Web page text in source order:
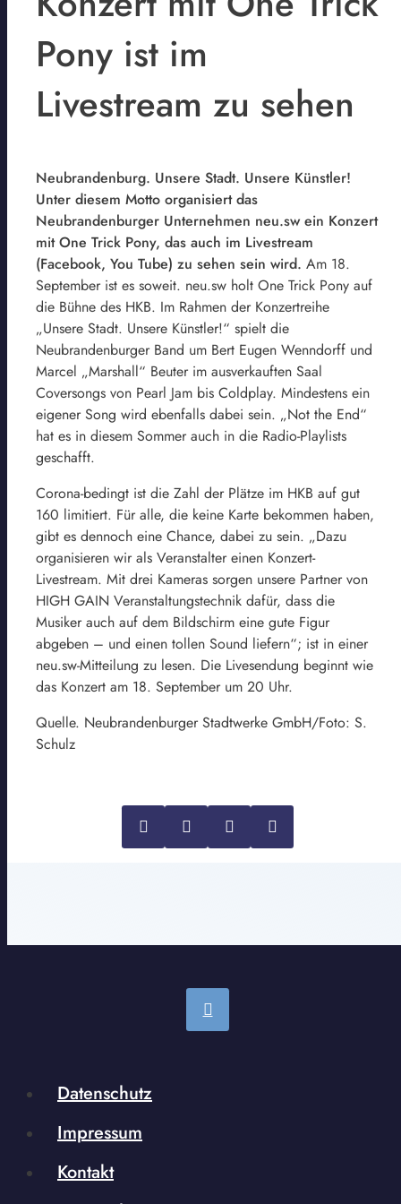
Pony ist im
Livestream zu sehen
Neubrandenburg. Unsere Stadt. Unsere Künstler!
Unter diesem Motto organisiert das
Neubrandenburger Unternehmen neu.sw ein Konzert
mit One Trick Pony, das auch im Livestream
(Facebook, You Tube) zu sehen sein wird. Am 18.
September ist es soweit. neu.sw holt One Trick Pony auf
die Bühne des HKB. Im Rahmen der Konzertreihe
„Unsere Stadt. Unsere Künstler!“ spielt die
Neubrandenburger Band um Bert Eugen Wenndorff und
Marcel „Marshall“ Beuter im ausverkauften Saal
Coversongs von Pearl Jam bis Coldplay. Mindestens ein
eigener Song wird ebenfalls dabei sein. „Not the End“
hat es in diesem Sommer auch in die Radio-Playlists
geschafft.
Corona-bedingt ist die Zahl der Plätze im HKB auf gut
160 limitiert. Für alle, die keine Karte bekommen haben,
gibt es dennoch eine Chance, dabei zu sein. „Dazu
organisieren wir als Veranstalter einen Konzert-
Livestream. Mit drei Kameras sorgen unsere Partner von
HIGH GAIN Veranstaltungstechnik dafür, dass die
Musiker auch auf dem Bildschirm eine gute Figur
abgeben – und einen tollen Sound liefern“; ist in einer
neu.sw-Mitteilung zu lesen. Die Livesendung beginnt wie
das Konzert am 18. September um 20 Uhr.
Quelle. Neubrandenburger Stadtwerke GmbH/Foto: S.
Schulz
Datenschutz
Impressum
Kontakt